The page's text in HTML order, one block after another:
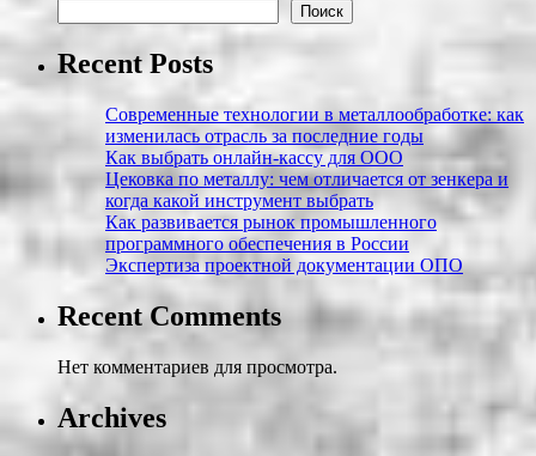
Поиск
Recent Posts
Современные технологии в металлообработке: как
изменилась отрасль за последние годы
Как выбрать онлайн-кассу для ООО
Цековка по металлу: чем отличается от зенкера и
когда какой инструмент выбрать
Как развивается рынок промышленного
программного обеспечения в России
Экспертиза проектной документации ОПО
Recent Comments
Нет комментариев для просмотра.
Archives